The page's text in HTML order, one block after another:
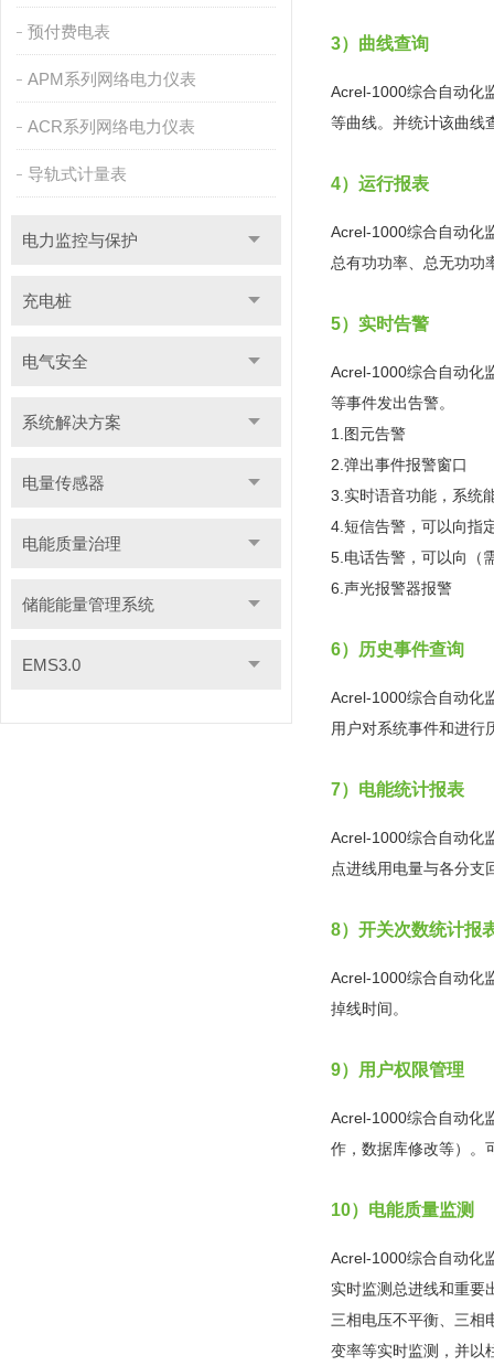
预付费电表
APM系列网络电力仪表
ACR系列网络电力仪表
导轨式计量表
电力监控与保护
充电桩
电气安全
系统解决方案
电量传感器
电能质量治理
储能能量管理系统
EMS3.0
3）曲线查询
Acrel-1000综合自动化
等曲线。并统计该曲线
4）运行报表
Acrel-1000综合自动化
总有功功率、总无功功
5）实时告警
Acrel-1000综合自动化
等事件发出告警。
1.图元告警
2.弹出事件报警窗口
3.实时语音功能，系统
4.短信告警，可以向指
5.电话告警，可以向
（
6.声光报警器报警
6）历史事件查询
Acrel-1000综合自动化
用户对系统事件和进行
7）电能统计报表
Acrel-1000综合自动化
点进线用电量与各分支
8）开关次数统计报
Acrel-1000综合自动化
掉线时间。
9）用户权限管理
Acrel-1000综合自动化
作，数据库修改等）。
10）电能质量监测
Acrel-1000综合自动化
实时监测总进线和重要
三相电压不平衡、三相
变率等实时监测，并以